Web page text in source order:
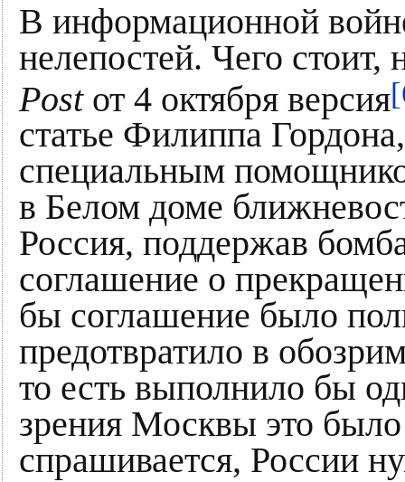
В информационной
нелепостей. Чего
Postот 4 октября версия
статье Филиппа
специальным
в Белом доме
Россия, поддержав
соглашение о
бы соглашение было
предотвратило в
то есть выполнило бы
зрения Москвы это
спрашивается, России